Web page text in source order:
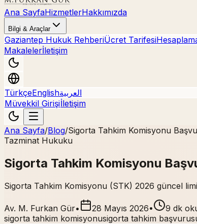
Ana SayfaHizmetlerHakkımızda
Bilgi & Araçlar
Gaziantep Hukuk RehberiÜcret Tarifesi
Makalelerİletişim
TürkçeEnglishالعربية
Müvekkil Girişiİletişim
Ana Sayfa/Blog/Sigorta Tahkim Komisyonu
Tazminat Hukuku
Sigorta Tahkim Komisyonu
Sigorta Tahkim Komisyonu (STK) 2026 güncel
Av. M. Furkan Gür• 28 Mayıs 2026• 9 dk
sigorta tahkim komisyonusigorta tahkim